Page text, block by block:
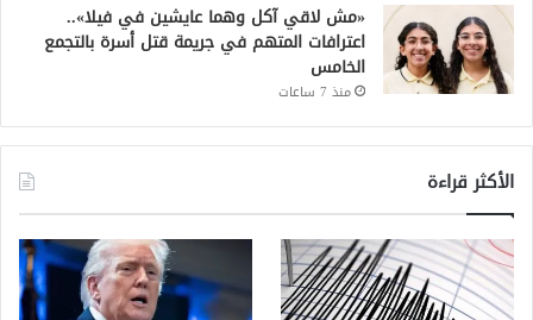
«مش لاقي آكل وهما عايشين في فيلا»..
اعترافات المتهم في جريمة قتل أسرة بالتجمع
الخامس
منذ 7 ساعات
الأكثر قراءة